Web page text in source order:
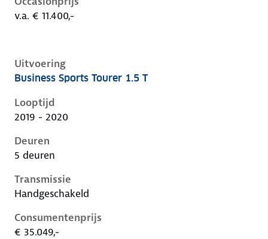
v.a. € 11.400,-
Uitvoering
Opel Insignia b, sports tourer 1.5 t, 103 kW, Benzine,
Business Sports Tourer 1.5 T
Looptijd
2019 - 2020
Deuren
5 deuren
Transmissie
Handgeschakeld
Consumentenprijs
€ 35.049,-